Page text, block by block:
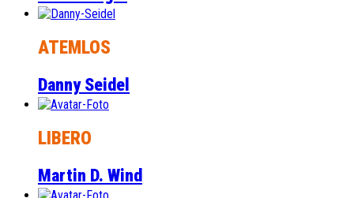
ATEMLOS
Danny Seidel
LIBERO
Martin D. Wind